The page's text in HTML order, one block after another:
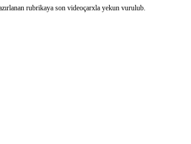
rubrikaya son videoçarxla yekun vurulub.